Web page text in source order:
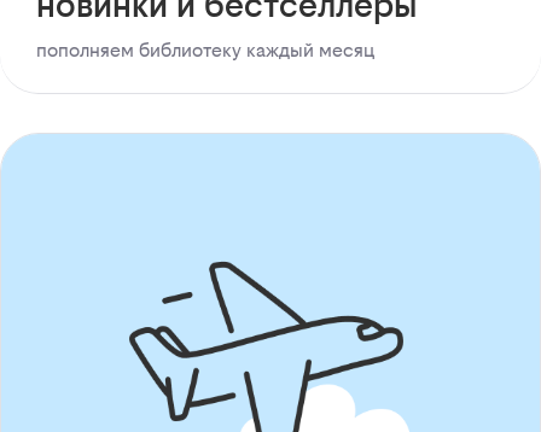
пополняем библиотеку каждый месяц